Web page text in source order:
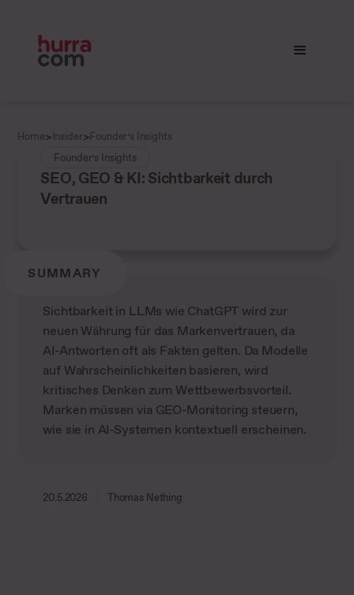
Home>Insider>Founder’s Insights
Founder’s Insights
SEO, GEO & KI: Sichtbarkeit durch
Vertrauen
SUMMARY
Sichtbarkeit in LLMs wie ChatGPT wird zur
neuen Währung für das Markenvertrauen, da
AI-Antworten oft als Fakten gelten. Da Modelle
auf Wahrscheinlichkeiten basieren, wird
kritisches Denken zum Wettbewerbsvorteil.
Marken müssen via GEO-Monitoring steuern,
wie sie in AI-Systemen kontextuell erscheinen.
20.5.2026 Thomas Nething